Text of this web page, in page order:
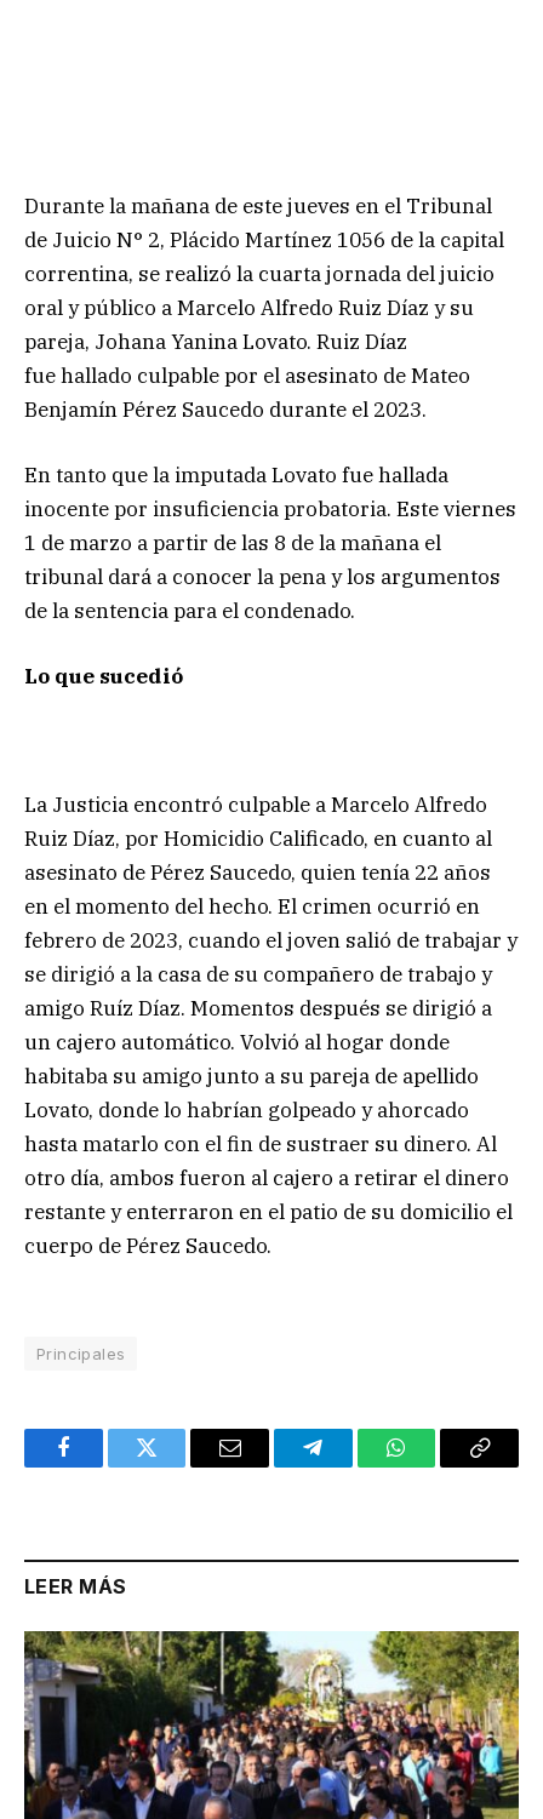
Durante la mañana de este jueves en el Tribunal
de Juicio N° 2, Plácido Martínez 1056 de la capital
correntina, se realizó la cuarta jornada del juicio
oral y público a Marcelo Alfredo Ruiz Díaz y su
pareja, Johana Yanina Lovato. Ruiz Díaz
fue hallado culpable por el asesinato de Mateo
Benjamín Pérez Saucedo durante el 2023.
En tanto que la imputada Lovato fue hallada
inocente por insuficiencia probatoria. Este viernes
1 de marzo a partir de las 8 de la mañana el
tribunal dará a conocer la pena y los argumentos
de la sentencia para el condenado.
Lo que sucedió
La Justicia encontró culpable a Marcelo Alfredo
Ruiz Díaz, por Homicidio Calificado, en cuanto al
asesinato de Pérez Saucedo, quien tenía 22 años
en el momento del hecho. El crimen ocurrió en
febrero de 2023, cuando el joven salió de trabajar y
se dirigió a la casa de su compañero de trabajo y
amigo Ruíz Díaz. Momentos después se dirigió a
un cajero automático. Volvió al hogar donde
habitaba su amigo junto a su pareja de apellido
Lovato, donde lo habrían golpeado y ahorcado
hasta matarlo con el fin de sustraer su dinero. Al
otro día, ambos fueron al cajero a retirar el dinero
restante y enterraron en el patio de su domicilio el
cuerpo de Pérez Saucedo.
Principales
FacebookTwitter Email TelegramWhatsAppCopy
LEER MÁS